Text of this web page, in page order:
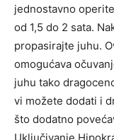
jednostavno
od 1,5 do 2 sata.
propasirajte juhu.
omogućava
juhu tako
vi možete dodati i
što dodatno